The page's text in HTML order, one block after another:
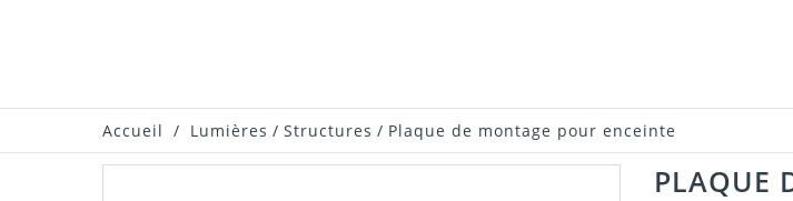
Accueil / Lumières / Structures / Plaque de montage pour enceinte
PLAQUE